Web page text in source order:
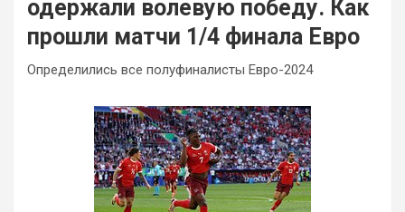
одержали волевую победу. Как
прошли матчи 1/4 финала Евро
Определились все полуфиналисты Евро-2024